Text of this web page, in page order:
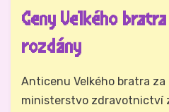
Ceny Velkého
rozdány
Autor Hynek Trojánek
Anticenu Velkého bratra
ministerstvo zdravotnictví